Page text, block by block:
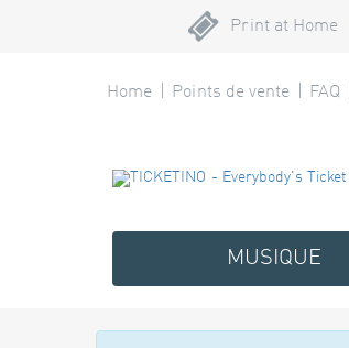
Print at Home
Home Points de vente FAQ
MUSIQUE